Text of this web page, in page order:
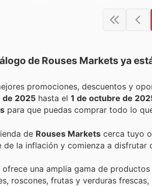
de Rouses Markets ya
de 2025 hasta el 1 de octubre de
para que puedas comprar todo lo
de Rouses Markets cerca tuyo
de la inflación y comienza a disfrutar
ofrece una amplia gama de
roscones, frutas y verduras